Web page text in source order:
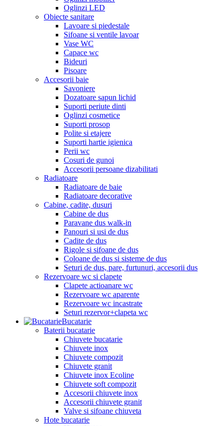
Oglinzi LED
Obiecte sanitare
Lavoare si piedestale
Sifoane si ventile lavoar
Vase WC
Capace wc
Bideuri
Pisoare
Accesorii baie
Savoniere
Dozatoare sapun lichid
Suporti periute dinti
Oglinzi cosmetice
Suporti prosop
Polite si etajere
Suporti hartie igienica
Perii wc
Cosuri de gunoi
Accesorii persoane dizabilitati
Radiatoare
Radiatoare de baie
Radiatoare decorative
Cabine, cadite, dusuri
Cabine de dus
Paravane dus walk-in
Panouri si usi de dus
Cadite de dus
Rigole si sifoane de dus
Coloane de dus si sisteme de dus
Seturi de dus, pare, furtunuri, accesorii dus
Rezervoare wc si clapete
Clapete actioanare wc
Rezervoare wc aparente
Rezervoare wc incastrate
Seturi rezervor+clapeta wc
Bucatarie
Baterii bucatarie
Chiuvete bucatarie
Chiuvete inox
Chiuvete compozit
Chiuvete granit
Chiuvete inox Ecoline
Chiuvete soft compozit
Accesorii chiuvete inox
Accesorii chiuvete granit
Valve si sifoane chiuveta
Hote bucatarie